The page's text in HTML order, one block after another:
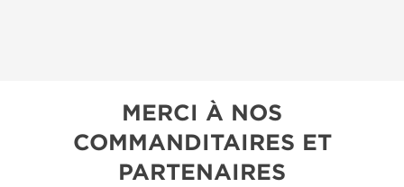
MERCI À NOS
COMMANDITAIRES ET
PARTENAIRES